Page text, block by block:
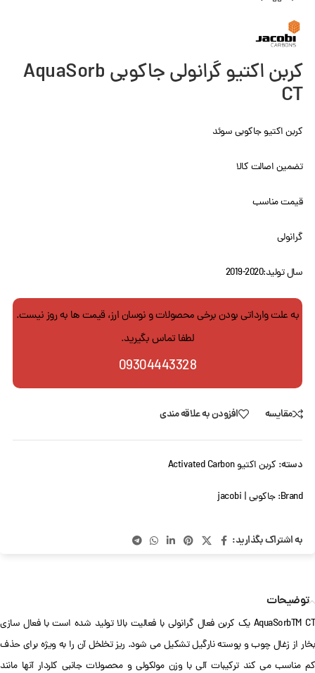
کربن اکتیو گرانولی جاکوبی AquaSorb
CT
کربن اکتیو جاکوبی سوئد
تضمین اصالت کالا
قیمت مناسب
گرانولی
سال تولید:2020-2019
به علت وارداتی بودن برخی محصولات و نوسان ارز، قیمت ها به روز نیست.
لطفا تماس بگیرید.
09304443328
مقایسه افزودن به علاقه مندی
دسته: کربن اکتیو Activated Carbon
Brand: جاکوبی | jacobi
به اشتراک بگذارید:
توضیحات
AquaSorbTM CT یک کربن فعال گرانولی با فعالیت بالا تولید شده است با فعال سازی
بخار از زغال چوب و پوسته نارگیل تشکیل می شود. ریز تخلخل آن را به ویژه برای حذف
کم مناسب می کند ترکیبات آلی با وزن مولکولی و محصولات جانبی کلردار آنها مانند